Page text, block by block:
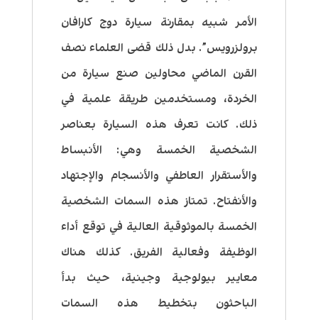
الأمر شبيه بمقارنة سيارة دوج كارافان
برولزرويس”. بدل ذلك قضى العلماء نصف
القرن الماضي محاولين صنع سيارة من
الخردة، ومستخدمين طريقة علمية في
ذلك. كانت تعرف هذه السيارة بعناصر
الشخصية الخمسة وهي: الأنبساط
والأستقرار العاطفي والأنسجام والإجتهاد
والأنفتاح. تمتاز هذه السمات الشخصية
الخمسة بالموثوقية العالية في توقع أداء
الوظيفة وفعالية الفريق. كذلك هناك
معايير بيولوجية وجينية، حيث بدأ
الباحثون بتخطيط هذه السمات